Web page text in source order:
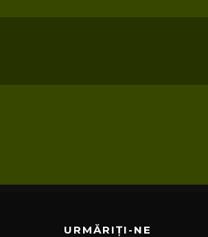
URMĂRIȚI-NE